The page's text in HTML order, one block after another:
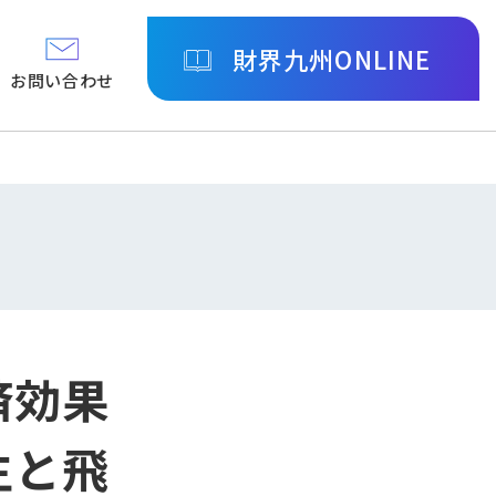
お問い合わせ
財界九州ONLINE
効果
飛